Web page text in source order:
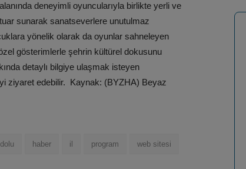
deneyimli oyuncularıyla birlikte yerli ve
sunarak sanatseverlere unutulmaz
yönelik olarak da oyunlar sahneleyen
gösterimlerle şehrin kültürel dokusunu
detaylı bilgiye ulaşmak isteyen
ziyaret edebilir. Kaynak: (BYZHA) Beyaz
dolu haber il program web sitesi